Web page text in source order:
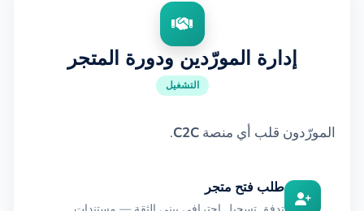
إدارة المورّدين ودورة المتجر
التشغيل
المورّدون قلب أي منصة C2C
.
طلب فتح متجر